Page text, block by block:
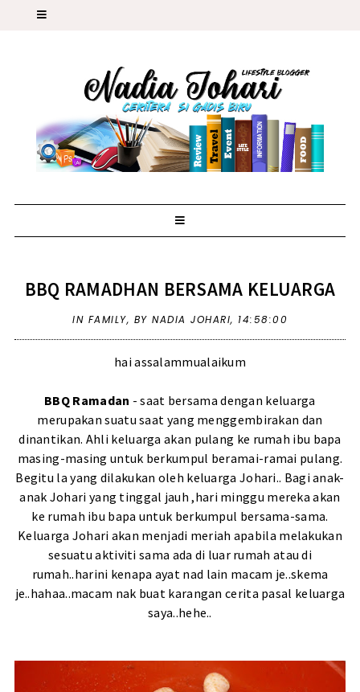
BBQ RAMADHAN BERSAMA KELUARGA
IN FAMILY, BY NADIA JOHARI, 14:58:00
hai assalammualaikum
BBQ Ramadan - saat bersama dengan keluarga
merupakan suatu saat yang menggembirakan dan
dinantikan. Ahli keluarga akan pulang ke rumah ibu bapa
masing-masing untuk berkumpul beramai-ramai pulang.
Begitu la yang dilakukan oleh keluarga Johari.. Bagi anak-
anak Johari yang tinggal jauh ,hari minggu mereka akan
ke rumah ibu bapa untuk berkumpul bersama-sama.
Keluarga Johari akan menjadi meriah apabila melakukan
sesuatu aktiviti sama ada di luar rumah atau di
rumah..harini kenapa ayat nad lain macam je..skema
je..hahaa..macam nak buat karangan cerita pasal keluarga
saya..hehe..